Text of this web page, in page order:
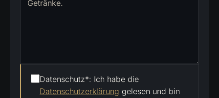
Datenschutz*: Ich habe die
Datenschutzerklärung gelesen und bin